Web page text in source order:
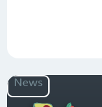
News